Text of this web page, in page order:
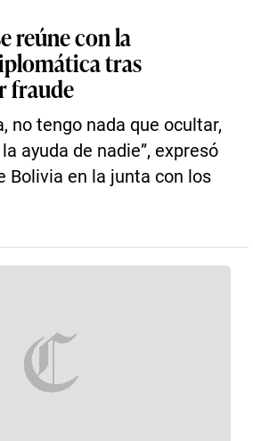
reúne con la
tras
fraude
no tengo nada que ocultar,
ayuda de nadie”, expresó
Bolivia en la junta con los